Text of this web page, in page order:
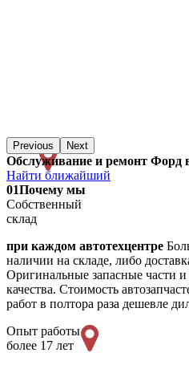
Previous Next
Обслуживание и ремонт Форд
Найти ближайший
01Почему мы
Собственный
склад
при каждом автотехцентре
наличии на складе, либо
Оригинальные запасные части
качества. Стоимость
работ в полтора раза дешевле
Опыт работы
более 17 лет